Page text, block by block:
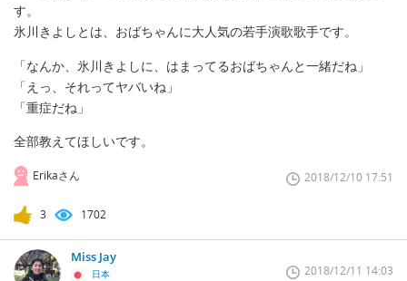
す。
氷川きよしとは、おばちゃんに大人気の若手演歌歌手です。
「なんか、氷川きよしに、はまってるおばちゃんと一緒だね」
「えっ、それってヤバいね」
「重症だね」
全部教えてほしいです。
Erikaさん 2018/12/10 17:51
3 1702
Miss Jay
日本 2018/12/11 14:03